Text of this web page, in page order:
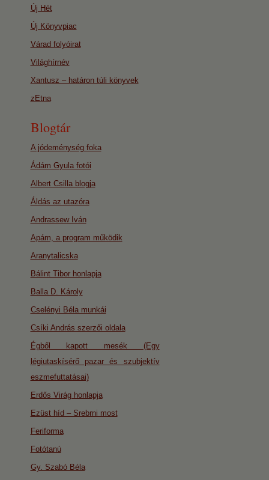
Új Hét
Új Könyvpiac
Várad folyóirat
Világhírnév
Xantusz – határon túli könyvek
zEtna
Blogtár
A jódeménység foka
Ádám Gyula fotói
Albert Csilla blogja
Áldás az utazóra
Andrassew Iván
Apám, a program működik
Aranytalicska
Bálint Tibor honlapja
Balla D. Károly
Cselényi Béla munkái
Csíki András szerzői oldala
Égből kapott mesék (Egy
légiutaskísérő pazar és szubjektív
eszmefuttatásai)
Erdős Virág honlapja
Ezüst híd – Srebrni most
Feriforma
Fotótanú
Gy. Szabó Béla